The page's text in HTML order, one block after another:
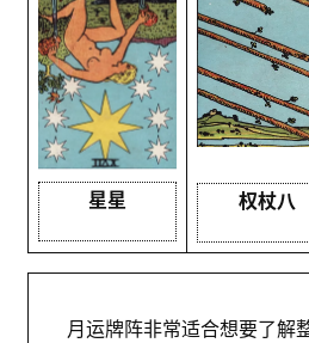
星星 权杖八
月运牌阵非常适合想要了解